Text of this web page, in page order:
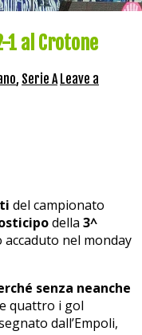
1 al Crotone
, Serie A Leave a
del campionato
della 3^
nel monday
senza neanche
quattro i gol
dall’Empoli,